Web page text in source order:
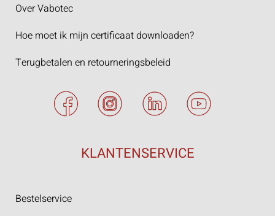
Over Vabotec
Hoe moet ik mijn certificaat downloaden?
Terugbetalen en retourneringsbeleid
KLANTENSERVICE
Bestelservice